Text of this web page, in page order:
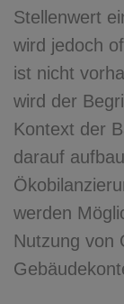
Stellenwert
wird jedoch
ist nicht
wird der
Kontext der
darauf
werden
Nutzung von